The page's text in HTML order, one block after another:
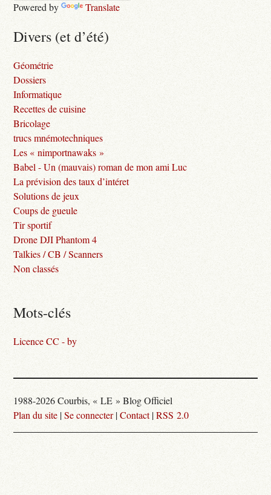
Powered by Translate
Divers (et d’été)
Géométrie
Dossiers
Informatique
Recettes de cuisine
Bricolage
trucs mnémotechniques
Les « nimportnawaks »
Babel - Un (mauvais) roman de mon ami Luc
La prévision des taux d’intéret
Solutions de jeux
Coups de gueule
Tir sportif
Drone DJI Phantom 4
Talkies / CB / Scanners
Non classés
Mots-clés
Licence CC - by
1988-2026 Courbis, « LE » Blog Officiel
Plan du site |Se connecter|Contact|RSS 2.0